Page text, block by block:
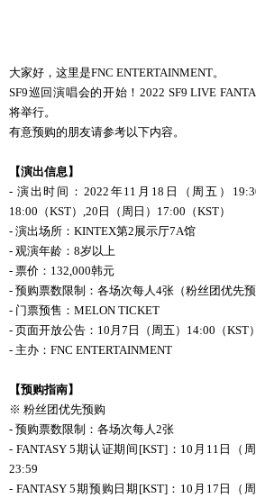
大家好，这里是FNC ENTERTAINMENT。
SF9巡回演唱会的开始！2022 SF9 LIVE
将举行。
有意预购的朋友请参考以下内容。
【演出信息】
- 演出时间：2022年11月 18 日（周五）
18:00 （KST） ,20 日（周日） 17:00 （KST）
- 演出场所：KINTEX第2展示厅7A馆
- 观演年龄：8岁以上
- 票价：132,000韩元
- 预购票数限制：各场次每人4张（粉丝团优先预
- 门票预售：MELON TICKET
- 页面开放公告：10月7日（周五）14:00（KST）
- 主办：FNC ENTERTAINMENT
【预购指南】
※ 粉丝团优先预购
- 预购票数限制：各场次每人2张
- FANTASY 5期认证期 间 [KST]： 10月11日（
23:59
- FANTASY 5期预购日期[KST]：10月17日（